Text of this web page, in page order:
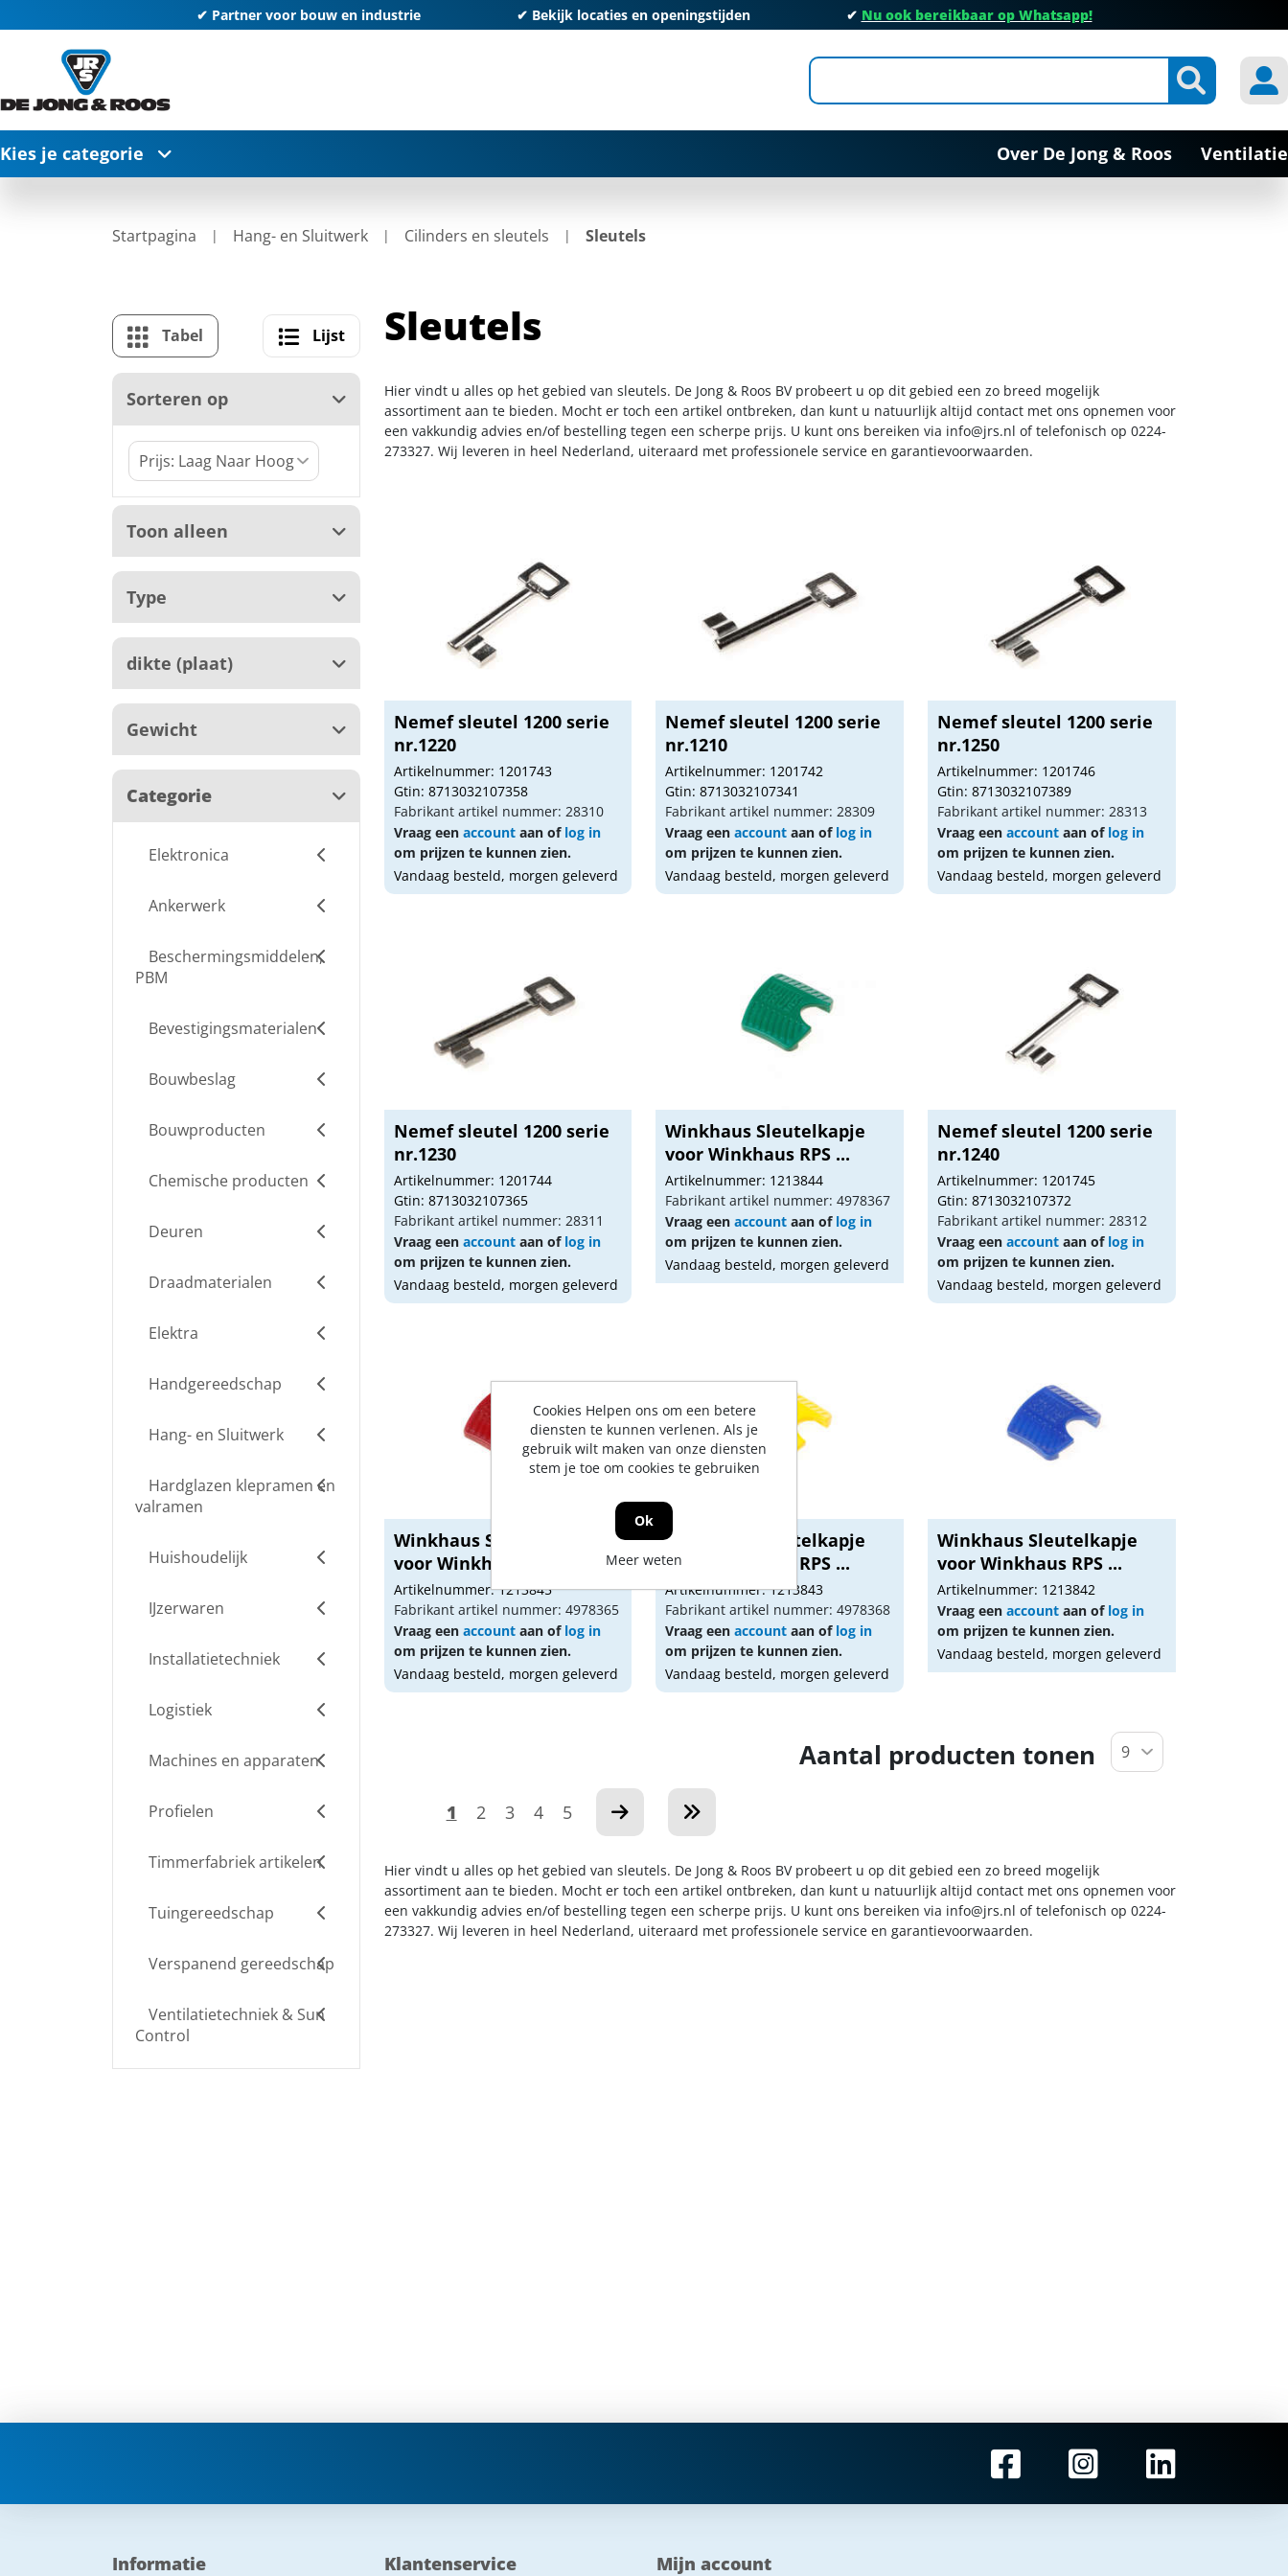
✔ Partner voor bouw en industrie ✔ Bekijk locaties en openingstijden ✔ Nu ook bereikbaar op Whatsapp!
Kies je categorie Over De Jong & Roos Ventilatie
Startpagina Hang- en Sluitwerk Cilinders en sleutels Sleutels
Tabel Lijst
Sorteren op
Toon alleen
Type
dikte (plaat)
Gewicht
Categorie
Elektronica
Ankerwerk
Beschermingsmiddelen,
PBM
Bevestigingsmaterialen
Bouwbeslag
Bouwproducten
Chemische producten
Deuren
Draadmaterialen
Elektra
Handgereedschap
Hang- en Sluitwerk
Hardglazen klepramen en
valramen
Huishoudelijk
IJzerwaren
Installatietechniek
Logistiek
Machines en apparaten
Profielen
Timmerfabriek artikelen
Tuingereedschap
Verspanend gereedschap
Ventilatietechniek & Sun
Control
Sleutels
Hier vindt u alles op het gebied van sleutels. De Jong & Roos BV probeert u op dit gebied een zo breed mogelijk
assortiment aan te bieden. Mocht er toch een artikel ontbreken, dan kunt u natuurlijk altijd contact met ons opnemen voor
een vakkundig advies en/of bestelling tegen een scherpe prijs. U kunt ons bereiken via info@jrs.nl of telefonisch op 0224-
273327. Wij leveren in heel Nederland, uiteraard met professionele service en garantievoorwaarden.
Nemef sleutel 1200 serie
nr.1220
Artikelnummer: 1201743
Gtin: 8713032107358
Fabrikant artikel nummer: 28310
Vraag een accountaan of log in
om prijzen te kunnen zien.
Vandaag besteld, morgen geleverd
Nemef sleutel 1200 serie
nr.1210
Artikelnummer: 1201742
Gtin: 8713032107341
Fabrikant artikel nummer: 28309
Vraag eenaccount aan of log in
om prijzen te kunnen zien.
Vandaag besteld, morgen geleverd
Nemef sleutel 1200 serie
nr.1250
Artikelnummer: 1201746
Gtin: 8713032107389
Fabrikant artikel nummer: 28313
Vraag eenaccount aan of log in
om prijzen te kunnen zien.
Vandaag besteld, morgen geleverd
Nemef sleutel 1200 serie
nr.1230
Artikelnummer: 1201744
Gtin: 8713032107365
Fabrikant artikel nummer: 28311
Vraag een accountaan of log in
om prijzen te kunnen zien.
Vandaag besteld, morgen geleverd
Winkhaus Sleutelkapje
voor Winkhaus RPS ...
Artikelnummer: 1213844
Fabrikant artikel nummer: 4978367
Vraag eenaccount aan of log in
om prijzen te kunnen zien.
Vandaag besteld, morgen geleverd
Nemef sleutel 1200 serie
nr.1240
Artikelnummer: 1201745
Gtin: 8713032107372
Fabrikant artikel nummer: 28312
Vraag eenaccount aan of log in
om prijzen te kunnen zien.
Vandaag besteld, morgen geleverd
Winkhaus Sleutelkapje
voor Winkhaus RPS ...
Artikelnummer: 1213845
Fabrikant artikel nummer: 4978365
Vraag een accountaan of log in
om prijzen te kunnen zien.
Vandaag besteld, morgen geleverd
Winkhaus Sleutelkapje
voor Winkhaus RPS ...
Artikelnummer: 1213843
Fabrikant artikel nummer: 4978368
Vraag eenaccount aan of log in
om prijzen te kunnen zien.
Vandaag besteld, morgen geleverd
Winkhaus Sleutelkapje
voor Winkhaus RPS ...
Artikelnummer: 1213842
Vraag eenaccount aan of log in
om prijzen te kunnen zien.
Vandaag besteld, morgen geleverd
1 2 3 4 5
Aantal producten tonen
Hier vindt u alles op het gebied van sleutels. De Jong & Roos BV probeert u op dit gebied een zo breed mogelijk
assortiment aan te bieden. Mocht er toch een artikel ontbreken, dan kunt u natuurlijk altijd contact met ons opnemen voor
een vakkundig advies en/of bestelling tegen een scherpe prijs. U kunt ons bereiken via info@jrs.nl of telefonisch op 0224-
273327. Wij leveren in heel Nederland, uiteraard met professionele service en garantievoorwaarden.
Informatie Klantenservice Mijn account
Cookies Helpen ons om een betere
diensten te kunnen verlenen. Als je
gebruik wilt maken van onze diensten
stem je toe om cookies te gebruiken
Ok
Meer weten